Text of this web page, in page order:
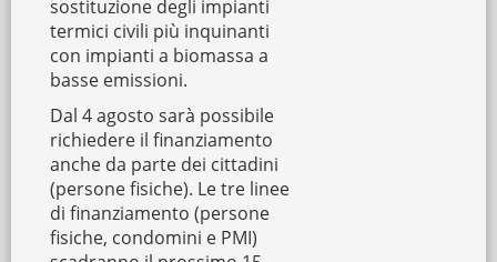
sostituzione degli impianti
termici civili più inquinanti
con impianti a biomassa a
basse emissioni.
Dal 4 agosto sarà possibile
richiedere il finanziamento
anche da parte dei cittadini
(persone fisiche). Le tre linee
di finanziamento (persone
fisiche, condomini e PMI)